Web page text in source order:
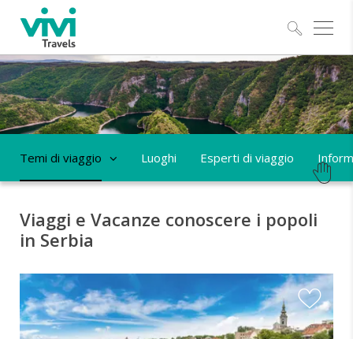
Temi di viaggio Luoghi Esperti di viaggio
Viaggi e Vacanze conoscere i popoli
in Serbia